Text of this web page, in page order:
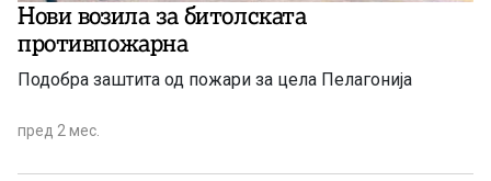
Нови возила за битолската
противпожарна
Подобра заштита од пожари за цела Пелагонија
пред 2 мес.